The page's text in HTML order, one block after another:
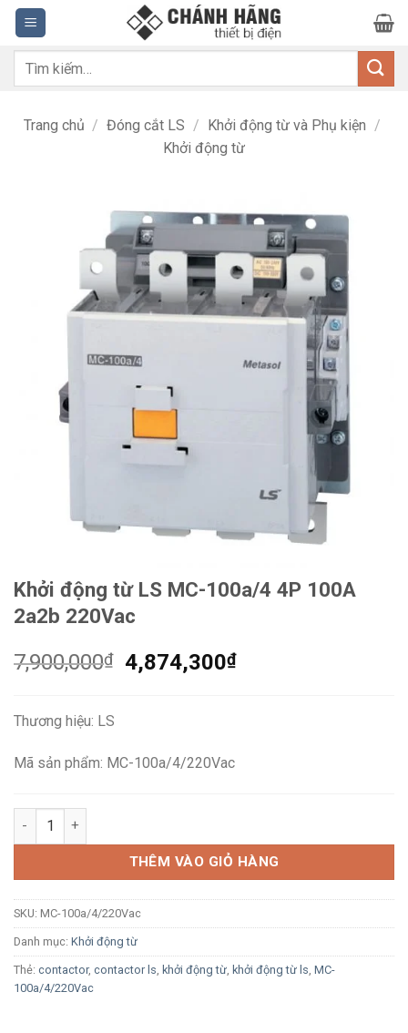
Bỏ
qua
nội
dung
Tìm
Trang chủ / Đóng cắt LS / Khởi động từ và Phụ kiện /
Khởi động từ
Khởi động từ LS MC-100a/4 4P 100A
2a2b 220Vac
7,900,000₫
Giá
4,874,300₫Giá
Thương hiệu: LS
Mã sản phẩm: MC-100a/4/220Vac
Khởi động từ LS MC-100a/4 4P 100A 2a2b 220Vac số lượng
THÊM VÀO GIỎ HÀNG
SKU: MC-100a/4/220Vac
Danh mục: Khởi động từ
Thẻ: contactor, contactor ls khởi động từ khởi động từ ls MC-
100a/4/220Vac